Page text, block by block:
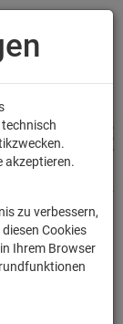
ANMELDEN
akzeptieren.
zu verbessern,
Cookies
Ihrem Browser